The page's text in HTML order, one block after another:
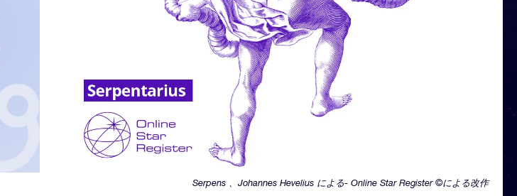
Serpens 、Johannes Hevelius による- Online Star Register ©による改作